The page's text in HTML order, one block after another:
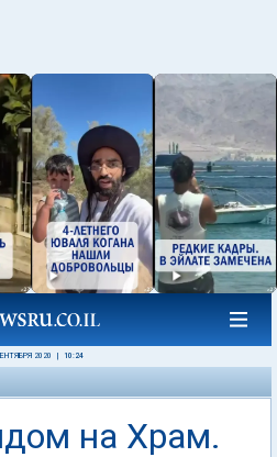
2020 10:24
на Храм.